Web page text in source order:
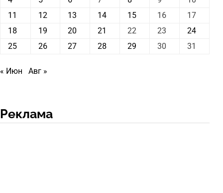
11
12 13 14 15 16
17
18
19 20 21 22 23
24
25
26 27 28 29 30 31
« Июн Авг »
Реклама